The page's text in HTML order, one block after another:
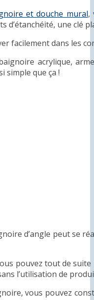
et douche mural,
d’étanchéité, une clé
facilement dans les
acrylique,
simple que ça !
d’angle peut se
pouvez tout de
l’utilisation de
vous pouvez